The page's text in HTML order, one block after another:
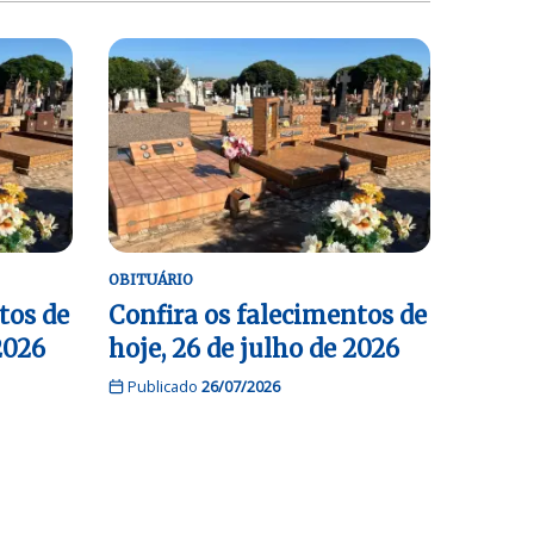
de
OBITUÁRIO
Confira os falecimentos de
hoje, 26 de julho de 2026
Publicado 26/07/2026